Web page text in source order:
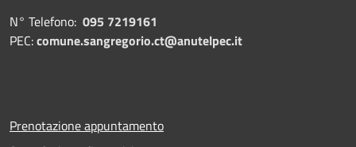
N° Telefono: 095 7219161
PEC:comune.sangregorio.ct@anutelpec.it
Prenotazione appuntamento